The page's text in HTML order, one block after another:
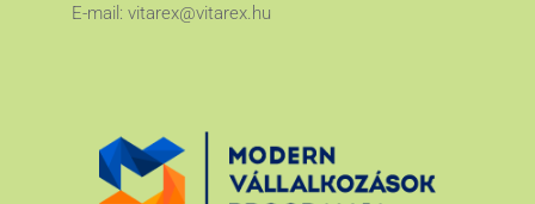
E-mail: vitarex@vitarex.hu